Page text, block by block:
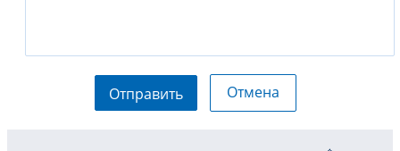
Отправить Отмена